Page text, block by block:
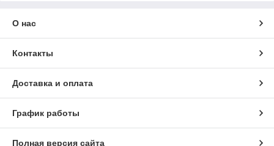
О нас
Контакты
Доставка и оплата
График работы
Полная версия сайта